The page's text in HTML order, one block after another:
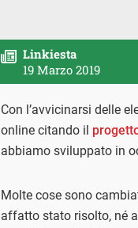
Linkiesta
19 Marzo 2019
Con l’avvicinarsi delle
online citando il
abbiamo sviluppato in
Molte cose sono
affatto stato risolto, né